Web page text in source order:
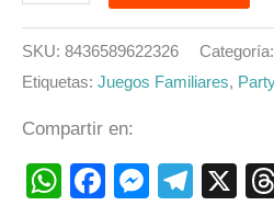
SKU: 8436589622326 Categoría:
Etiquetas: Juegos Familiares,
Compartir en:
WhatsApp
Facebook
X